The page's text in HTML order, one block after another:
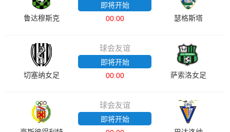
鲁达穆斯克
即将开始
00:00
瑟格斯塔
切塞纳女足
球会友谊
即将开始
00:00
萨索洛女足
球会友谊
即将开始